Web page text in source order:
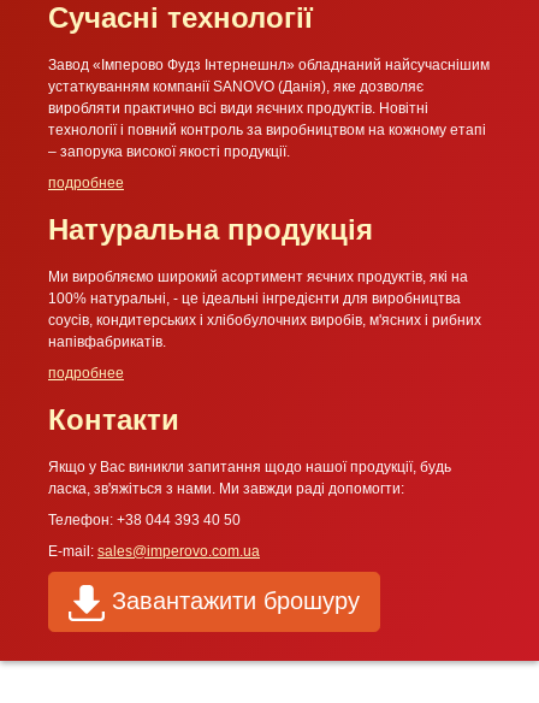
Сучасні технології
Завод «Імперово Фудз Інтернешнл» обладнаний найсучаснішим
устаткуванням компанії SANOVO (Данія), яке дозволяє
виробляти практично всі види яєчних продуктів. Новітні
технології і повний контроль за виробництвом на кожному етапі
– запорука високої якості продукції.
подробнее
Натуральна продукція
Ми виробляємо широкий асортимент яєчних продуктів, які на
100% натуральні, - це ідеальні інгредієнти для виробництва
соусів, кондитерських і хлібобулочних виробів, м'ясних і рибних
напівфабрикатів.
подробнее
Контакти
Якщо у Вас виникли запитання щодо нашої продукції, будь
ласка, зв'яжіться з нами. Ми завжди раді допомогти:
Телефон: +38 044 393 40 50
E-mail: sales@imperovo.com.ua
Завантажити брошуру